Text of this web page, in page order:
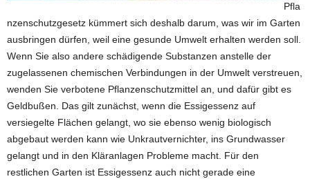
Pfla
nzenschutzgesetz kümmert sich deshalb darum, was wir im Garten
ausbringen dürfen, weil eine gesunde Umwelt erhalten werden soll.
Wenn Sie also andere schädigende Substanzen anstelle der
zugelassenen chemischen Verbindungen in der Umwelt verstreuen,
wenden Sie verbotene Pflanzenschutzmittel an, und dafür gibt es
Geldbußen. Das gilt zunächst, wenn die Essigessenz auf
versiegelte Flächen gelangt, wo sie ebenso wenig biologisch
abgebaut werden kann wie Unkrautvernichter, ins Grundwasser
gelangt und in den Kläranlagen Probleme macht. Für den
restlichen Garten ist Essigessenz auch nicht gerade eine